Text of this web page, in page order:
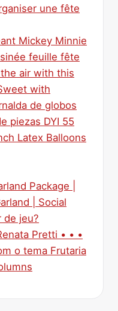
une fête
Mickey Minnie
feuille fête
air with this
with
de globos
piezas DYI 55
Latex Balloons
Package |
| Social
de jeu?
Pretti • • •
o tema Frutaria